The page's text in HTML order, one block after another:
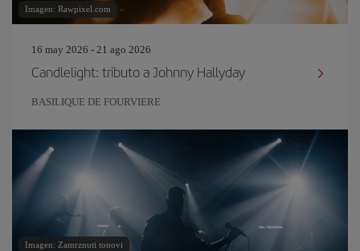
Imagen: Rawpixel.com
16 may 2026 - 21 ago 2026
Candlelight: tributo a Johnny Hallyday
BASILIQUE DE FOURVIERE
Imagen: Zamrznuti tonovi